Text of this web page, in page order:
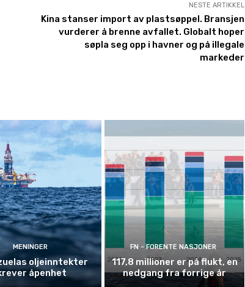
NESTE ARTIKKEL
Kina stanser import av plastsøppel. Bransjen
vurderer å brenne avfallet. Globalt hoper
søpla seg opp i havner og på illegale
markeder
MENINGER
oljeinntekter
åpenhet
FN - FORENTE NASJONER
117,8 millioner er på flukt, en
nedgang fra forrige år